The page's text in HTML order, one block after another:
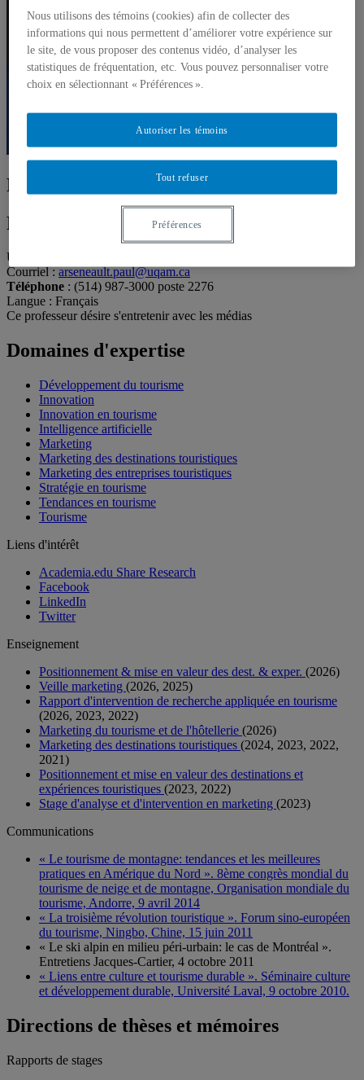
Paul Arseneault
Professeur
Unité
Courriel:arseneault.paul@uqam.ca
Téléphone : (514) 987-3000 poste 2276
Langue : Français
Ce professeur désire s'entretenir avec les médias
Domaines d'expertise
Développement du tourisme
Innovation
Innovation en tourisme
Intelligence artificielle
Marketing
Marketing des destinations touristiques
Marketing des entreprises touristiques
Stratégie en tourisme
Tendances en tourisme
Tourisme
Liens d'intérêt
Academia.edu Share Research
Facebook
LinkedIn
Twitter
Enseignement
Positionnement & mise en valeur des dest. & exper. (2026)
Veille marketing (2026, 2025)
Rapport d'intervention de recherche appliquée en tourisme
(2026, 2023, 2022)
Marketing du tourisme et de l'hôtellerie (2026)
Marketing des destinations touristiques (2024, 2023, 2022,
2021)
Positionnement et mise en valeur des destinations et
expériences touristiques (2023, 2022)
Stage d'analyse et d'intervention en marketing (2023)
Communications
« Le tourisme de montagne: tendances et les meilleures
pratiques en Amérique du Nord ». 8ème congrès mondial du
tourisme de neige et de montagne, Organisation mondiale du
tourisme, Andorre, 9 avril 2014
« La troisième révolution touristique ». Forum sino-européen
du tourisme, Ningbo, Chine, 15 juin 2011
« Le ski alpin en milieu péri-urbain: le cas de Montréal ».
Entretiens Jacques-Cartier, 4 octobre 2011
« Liens entre culture et tourisme durable ». Séminaire culture
et développement durable, Université Laval, 9 octobre 2010.
Directions de thèses et mémoires
Rapports de stages
Nous utilisons des témoins (cookies) afin de collecter des
informations qui nous permettent d’améliorer votre expérience sur
le site, de vous proposer des contenus vidéo, d’analyser les
statistiques de fréquentation, etc. Vous pouvez personnaliser votre
choix en sélectionnant « Préférences ».
Tout refuser
Autoriser les témoins
Préférences